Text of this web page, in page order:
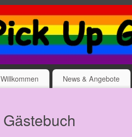
Willkommen News & Angebote
Gästebuch